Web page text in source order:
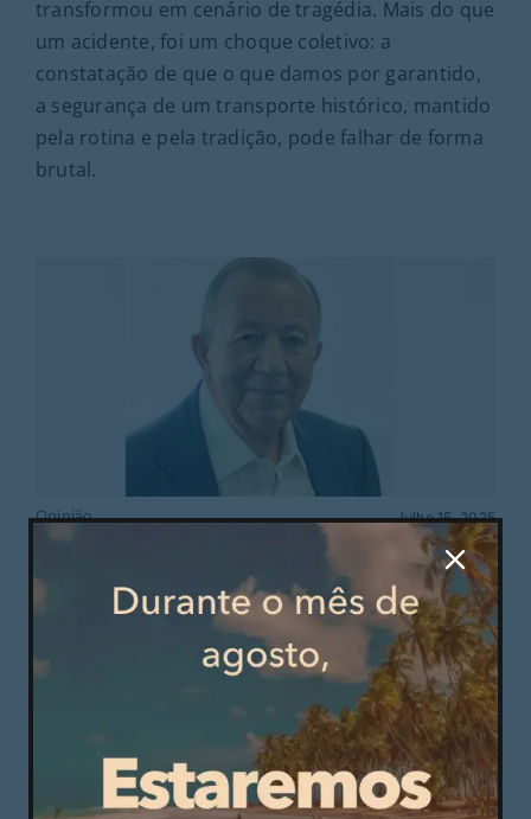
transformou em cenário de tragédia. Mais do que
um acidente, foi um choque coletivo: a
constatação de que o que damos por garantido,
a segurança de um transporte histórico, mantido
pela rotina e pela tradição, pode falhar de forma
brutal.
Opinião Julho 15, 2025
Elegia a António Rocha e Costa – Esteta da
Vida e da Amizade
A. Rocha e Costa foi colonista regular do Jornal
Mais Guimarães. O Mais Guimarães lamenta a
partida tão precoce de uma das vozes mais
habilitadas do concelho de Guimarães. A
homenagem prestada por Esser Jorge Silva e os
seus amigos, na despedida.